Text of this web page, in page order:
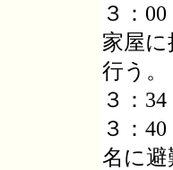
３：
家屋
行う。
３：
３：
名に避